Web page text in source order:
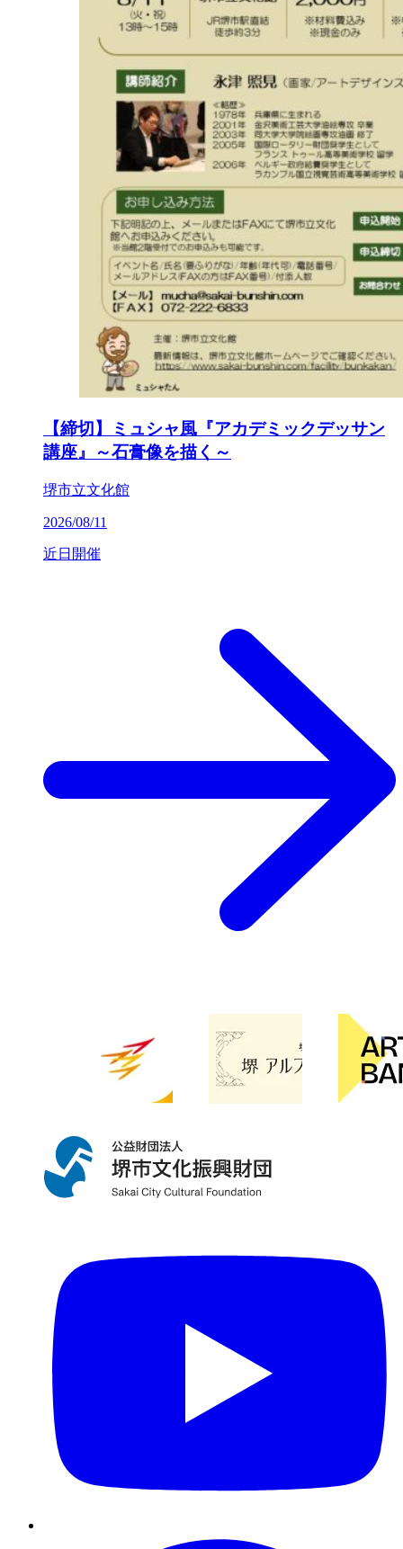
【締切】ミュシャ風『アカデミックデッサン
講座』～石膏像を描く～
堺市立文化館
2026/08/11
近日開催